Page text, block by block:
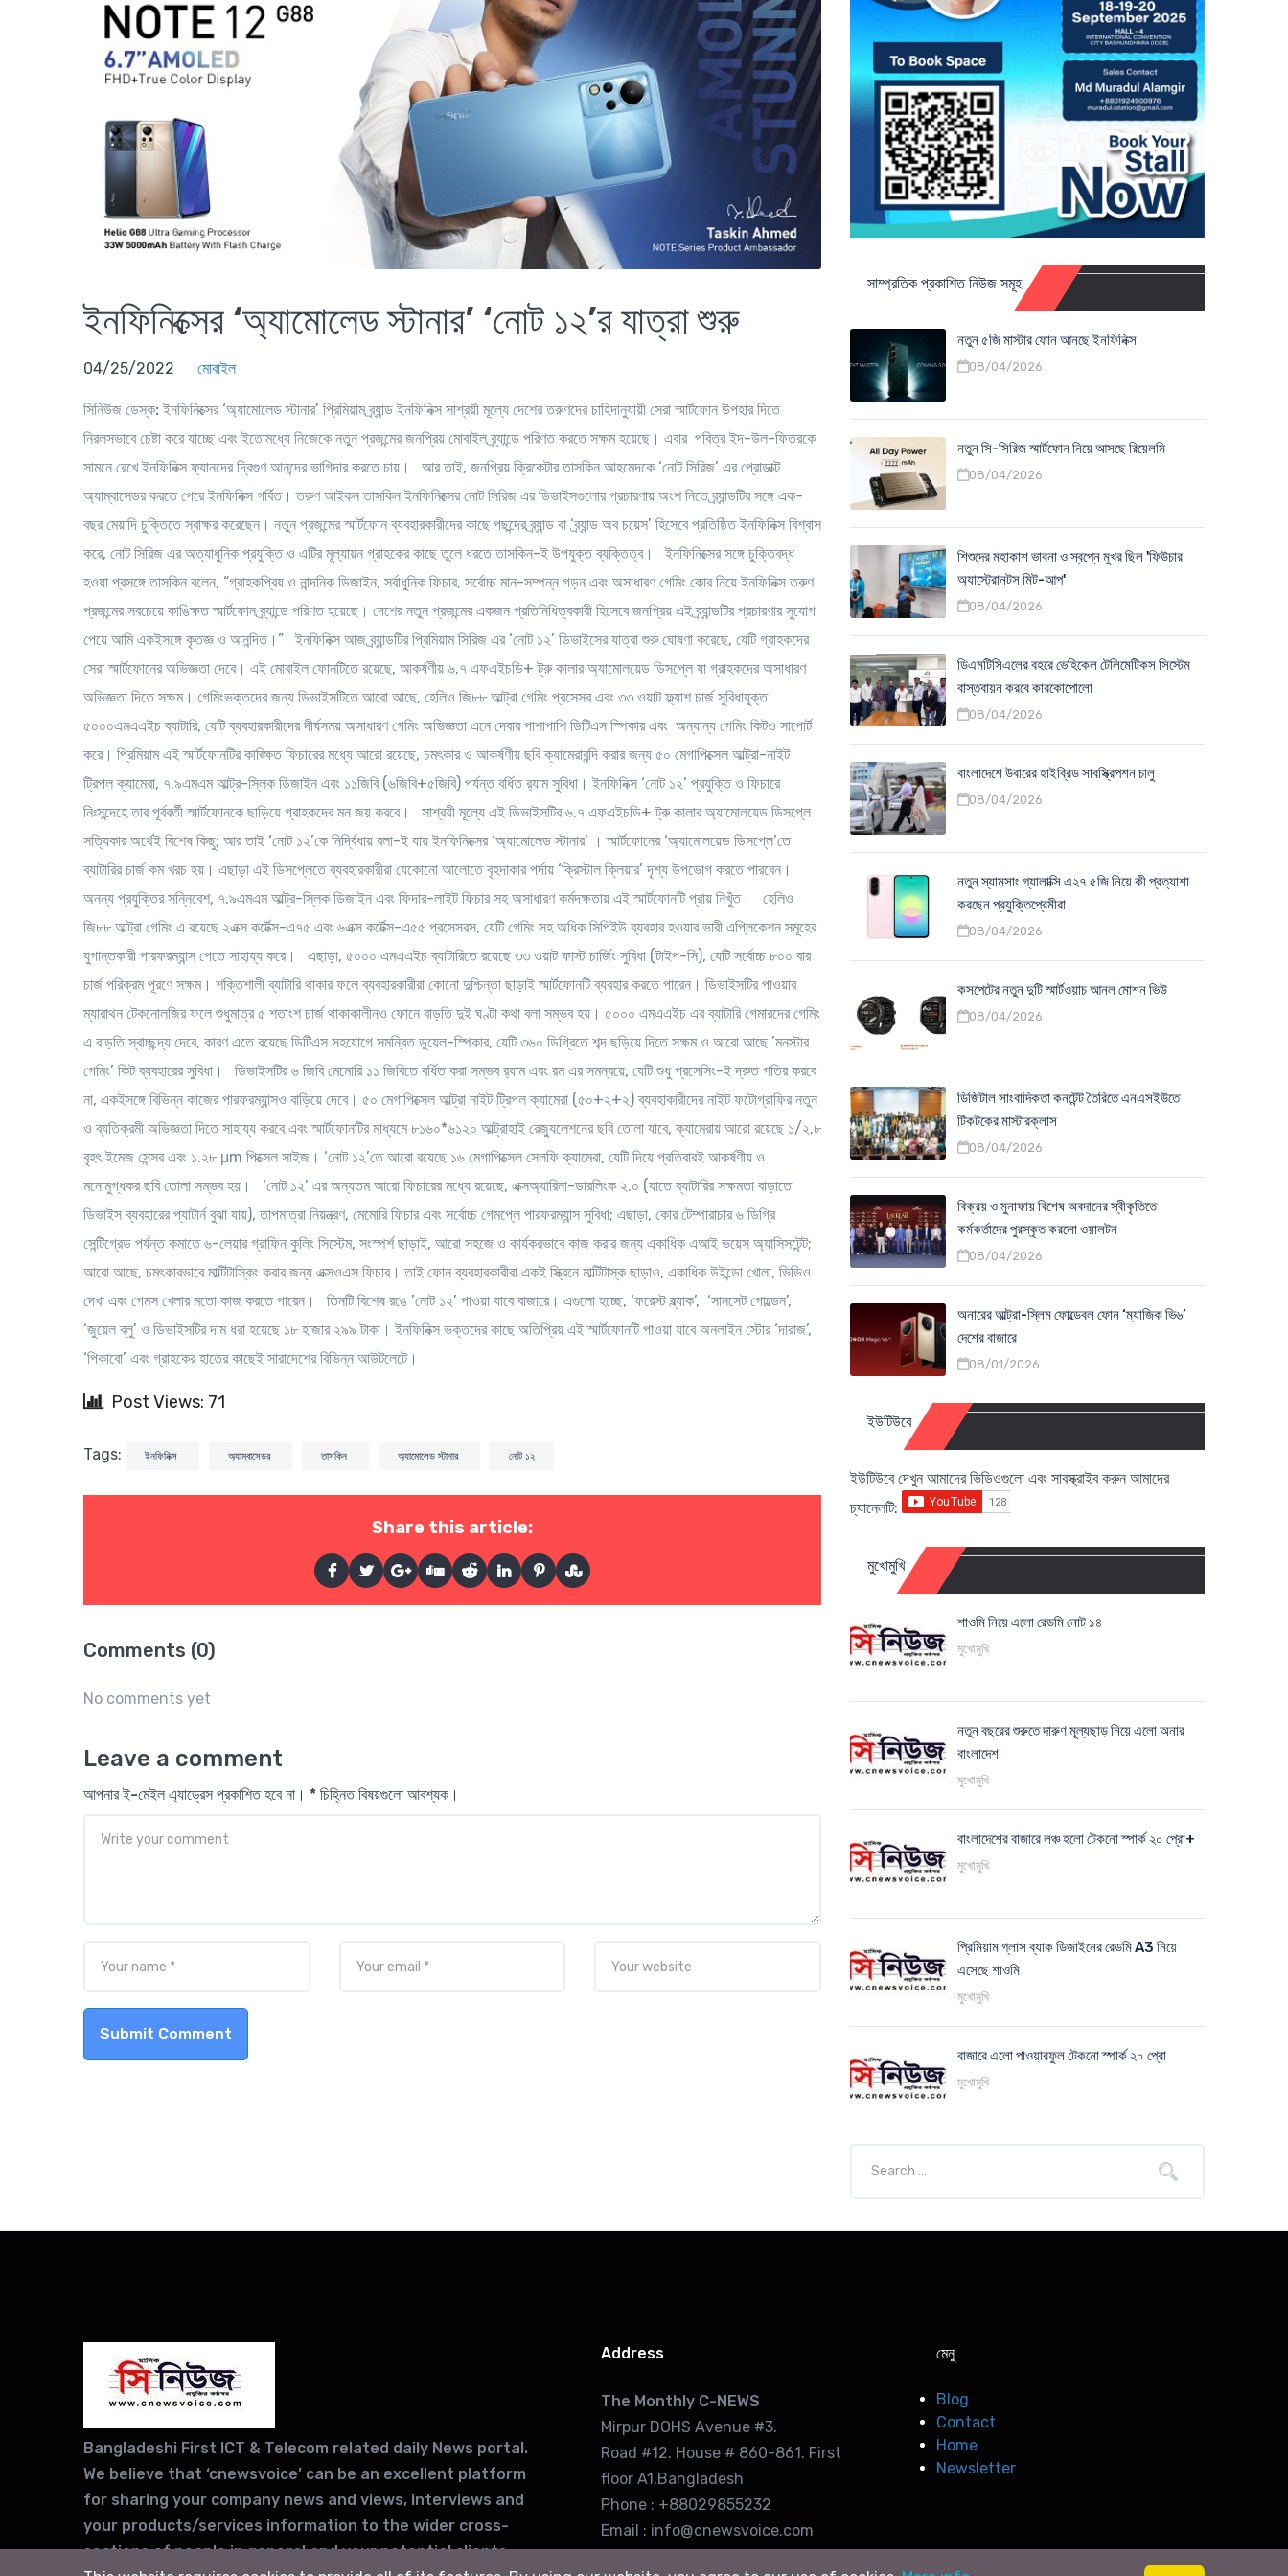
ইনফিনিক্সের ‘অ্যামোলেড স্টানার’ ‘নোট ১২’র যাত্রা শুরু
04/25/2022 মোবাইল
সিনিউজ ডেস্ক: ইনফিনিক্সের ‘অ্যামোলেড স্টানার’ প্রিমিয়াম ব্র্যান্ড ইনফিনিক্স সাশ্রয়ী মূল্যে দেশের তরুণদের চাহিদানুযায়ী সেরা স্মার্টফোন উপহার দিতে
নিরলসভাবে চেষ্টা করে যাচ্ছে এবং ইতোমধ্যে নিজেকে নতুন প্রজন্মের জনপ্রিয় মোবাইল ব্র্যান্ডে পরিণত করতে সক্ষম হয়েছে। এবার পবিত্র ইদ-উল-ফিতরকে
সামনে রেখে ইনফিনিক্স ফ্যানদের দ্বিগুণ আনন্দের ভাগিদার করতে চায়। আর তাই, জনপ্রিয় ক্রিকেটার তাসকিন আহমেদকে ‘নোট সিরিজ’ এর প্রোডাক্ট
অ্যাম্বাসেডর করতে পেরে ইনফিনিক্স গর্বিত। তরুণ আইকন তাসকিন ইনফিনিক্সের নোট সিরিজ এর ডিভাইসগুলোর প্রচারণায় অংশ নিতে ব্র্যান্ডটির সঙ্গে এক-
বছর মেয়াদি চুক্তিতে স্বাক্ষর করেছেন। নতুন প্রজন্মের স্মার্টফোন ব্যবহারকারীদের কাছে পছন্দের ব্র্যান্ড বা ‘ব্র্যান্ড অব চয়েস’ হিসেবে প্রতিষ্ঠিত ইনফিনিক্স বিশ্বাস
করে, নোট সিরিজ এর অত্যাধুনিক প্রযুক্তি ও এটির মূল্যায়ন গ্রাহকের কাছে তুলে ধরতে তাসকিন-ই উপযুক্ত ব্যক্তিত্ব। ইনফিনিক্সের সঙ্গে চুক্তিবদ্ধ
হওয়া প্রসঙ্গে তাসকিন বলেন, “গ্রাহকপ্রিয় ও নান্দনিক ডিজাইন, সর্বাধুনিক ফিচার, সর্বোচ্চ মান-সম্পন্ন গড়ন এবং অসাধারণ গেমিং কোর নিয়ে ইনফিনিক্স তরুণ
প্রজন্মের সবচেয়ে কাঙিক্ষত স্মার্টফোন ব্র্যান্ডে পরিণত হয়েছে। দেশের নতুন প্রজন্মের একজন প্রতিনিধিত্বকারী হিসেবে জনপ্রিয় এই ব্র্যান্ডটির প্রচারণার সুযোগ
পেয়ে আমি একইসঙ্গে কৃতজ্ঞ ও আনন্দিত।” ইনফিনিক্স আজ ব্র্যান্ডটির প্রিমিয়াম সিরিজ এর ‘নোট ১২’ ডিভাইসের যাত্রা শুরু ঘোষণা করেছে, যেটি গ্রাহকদের
সেরা স্মার্টফোনের অভিজ্ঞতা দেবে। এই মোবাইল ফোনটিতে রয়েছে, আকর্ষণীয় ৬.৭ এফএইচডি+ ট্রু কালার অ্যামোলয়েড ডিসপ্লে যা গ্রাহকদের অসাধারণ
অভিজ্ঞতা দিতে সক্ষম। গেমিংভক্তদের জন্য ডিভাইসটিতে আরো আছে, হেলিও জি৮৮ আল্ট্রা গেমিং প্রসেসর এবং ৩৩ ওয়াট ফ্ল্যাশ চার্জ সুবিধাযুক্ত
৫০০০এমএএইচ ব্যাটারি, যেটি ব্যবহারকারীদের দীর্ঘসময় অসাধারণ গেমিং অভিজ্ঞতা এনে দেবার পাশাপাশি ডিটিএস স্পিকার এবং অন্যান্য গেমিং কিটও সাপোর্ট
করে। প্রিমিয়াম এই স্মার্টফোনটির কাঙ্ক্ষিত ফিচারের মধ্যে আরো রয়েছে, চমৎকার ও আকর্ষণীয় ছবি ক্যামেরাবন্দি করার জন্য ৫০ মেগাপিক্সেল আল্ট্রা-নাইট
ট্রিপল ক্যামেরা, ৭.৯এমএম আল্ট্র-স্লিক ডিজাইন এবং ১১জিবি (৬জিবি+৫জিবি) পর্যন্ত বর্ধিত র‌্যাম সুবিধা। ইনফিনিক্স ‘নোট ১২’ প্রযুক্তি ও ফিচারে
নিঃসন্দেহে তার পূর্ববর্তী স্মার্টফোনকে ছাড়িয়ে গ্রাহকদের মন জয় করবে। সাশ্রয়ী মূল্যে এই ডিভাইসটির ৬.৭ এফএইচডি+ ট্রু কালার অ্যামোলয়েড ডিসপ্লে
সত্যিকার অর্থেই বিশেষ কিছু; আর তাই ‘নোট ১২’কে নির্দ্বিধায় বলা-ই যায় ইনফিনিক্সের ‘অ্যামোলেড স্টানার’ । স্মার্টফোনের ‘অ্যামোলয়েড ডিসপ্লে’তে
ব্যাটারির চার্জ কম খরচ হয়। এছাড়া এই ডিসপ্লেতে ব্যবহারকারীরা যেকোনো আলোতে বৃহদাকার পর্দায় ‘ক্রিস্টাল ক্লিয়ার’ দৃশ্য উপভোগ করতে পারবেন।
অনন্য প্রযুক্তির সন্নিবেশ, ৭.৯এমএম আল্ট্র-স্লিক ডিজাইন এবং ফিদার-লাইট ফিচার সহ অসাধারণ কর্মদক্ষতায় এই স্মার্টফোনটি প্রায় নিখুঁত। হেলিও
জি৮৮ আল্ট্রা গেমিং এ রয়েছে ২এক্স কর্টেক্স-এ৭৫ এবং ৬এক্স কর্টেক্স-এ৫৫ প্রসেসরস, যেটি গেমিং সহ অধিক সিপিইউ ব্যবহার হওয়ার ভারী এপ্লিকেশন সমূহের
যুগান্তকারী পারফরম্যান্স পেতে সাহায্য করে। এছাড়া, ৫০০০ এমএএইচ ব্যাটারিতে রয়েছে ৩৩ ওয়াট ফাস্ট চার্জিং সুবিধা (টাইপ-সি), যেটি সর্বোচ্চ ৮০০ বার
চার্জ পরিক্রম পূরণে সক্ষম। শক্তিশালী ব্যাটারি থাকার ফলে ব্যবহারকারীরা কোনো দুশ্চিন্তা ছাড়াই স্মার্টফোনটি ব্যবহার করতে পারেন। ডিভাইসটির পাওয়ার
ম্যারাথন টেকনোলজির ফলে শুধুমাত্র ৫ শতাংশ চার্জ থাকাকালীনও ফোনে বাড়তি দুই ঘণ্টা কথা বলা সম্ভব হয়। ৫০০০ এমএএইচ এর ব্যাটারি গেমারদের গেমিং
এ বাড়তি স্বাচ্ছন্দ্য দেবে, কারণ এতে রয়েছে ডিটিএস সহযোগে সমন্বিত ডুয়েল-স্পিকার, যেটি ৩৬০ ডিগ্রিতে শব্দ ছড়িয়ে দিতে সক্ষম ও আরো আছে ’মনস্টার
গেমিং’ কিট ব্যবহারের সুবিধা। ডিভাইসটির ৬ জিবি মেমোরি ১১ জিবিতে বর্ধিত করা সম্ভব র‌্যাম এবং রম এর সমন্বয়ে, যেটি শুধু প্রসেসিং-ই দ্রুত গতির করবে
না, একইসঙ্গে বিভিন্ন কাজের পারফরম্যান্সও বাড়িয়ে দেবে। ৫০ মেগাপিক্সেল আল্ট্রা নাইট ট্রিপল ক্যামেরা (৫০+২+২) ব্যবহাকারীদের নাইট ফটোগ্রাফির নতুন
ও ব্যতিক্রমী অভিজ্ঞতা দিতে সাহায্য করবে এবং স্মার্টফোনটির মাধ্যমে ৮১৬০*৬১২০ আল্ট্রাহাই রেজ্যুলেশনের ছবি তোলা যাবে, ক্যামেরায় আরো রয়েছে ১/২.৮
বৃহৎ ইমেজ সেন্সর এবং ১.২৮ μm পিক্সেল সাইজ। ‘নোট ১২’তে আরো রয়েছে ১৬ মেগাপিক্সেল সেলফি ক্যামেরা, যেটি দিয়ে প্রতিবারই আকর্ষণীয় ও
মনোমুগ্ধকর ছবি তোলা সম্ভব হয়। ‘নোট ১২’ এর অন্যতম আরো ফিচারের মধ্যে রয়েছে, এক্সঅ্যারিনা-ডারলিংক ২.০ (যাতে ব্যাটারির সক্ষমতা বাড়াতে
ডিভাইস ব্যবহারের প্যাটার্ন বুঝা যায়), তাপমাত্রা নিয়ন্ত্রণ, মেমোরি ফিচার এবং সর্বোচ্চ গেমপ্লে পারফরম্যান্স সুবিধা; এছাড়া, কোর টেম্পারাচার ৬ ডিগ্রি
সেন্টিগ্রেড পর্যন্ত কমাতে ৬-লেয়ার গ্রাফিন কুলিং সিস্টেম, সংস্পর্শ ছাড়াই, আরো সহজে ও কার্যকরভাবে কাজ করার জন্য একাধিক এআই ভয়েস অ্যাসিসটেন্ট;
আরো আছে, চমৎকারভাবে মাল্টিটাস্কিং করার জন্য এক্সওএস ফিচার। তাই ফোন ব্যবহারকারীরা একই স্ক্রিনে মাল্টিটাস্ক ছাড়াও, একাধিক উইন্ডো খোলা, ভিডিও
দেখা এবং গেমস খেলার মতো কাজ করতে পারেন। তিনটি বিশেষ রঙে ’নোট ১২’ পাওয়া যাবে বাজারে। এগুলো হচ্ছে, ‘ফরেস্ট ব্ল্যাক’, ‘সানসেট গোল্ডেন’,
‘জুয়েল ব্লু’ ও ডিভাইসটির দাম ধরা হয়েছে ১৮ হাজার ২৯৯ টাকা। ইনফিনিক্স ভক্তদের কাছে অতিপ্রিয় এই স্মার্টফোনটি পাওয়া যাবে অনলাইন স্টোর ‘দারাজ’,
‘পিকাবো’ এবং গ্রাহকের হাতের কাছেই সারাদেশের বিভিন্ন আউটলেটে।
Post Views: 71
Tags: ইনফিনিক্স অ্যাম্বাসেডর তাসকিন অ্যামোলেড স্টানার নোট ১২
Share this article:
Comments (0)
No comments yet
Leave a comment
আপনার ই-মেইল এ্যাড্রেস প্রকাশিত হবে না। * চিহ্নিত বিষয়গুলো আবশ্যক।
Submit Comment
সাম্প্রতিক প্রকাশিত নিউজ সমূহ
নতুন ৫জি মাস্টার ফোন আনছে ইনফিনিক্স
08/04/2026
নতুন সি-সিরিজ স্মার্টফোন নিয়ে আসছে রিয়েলমি
08/04/2026
শিশুদের মহাকাশ ভাবনা ও স্বপ্নে মুখর ছিল 'ফিউচার
অ্যাস্ট্রোনটস মিট-আপ'
08/04/2026
ডিএমটিসিএলের বহরে ভেহিকেল টেলিমেটিকস সিস্টেম
বাস্তবায়ন করবে কারকোপোলো
08/04/2026
বাংলাদেশে উবারের হাইব্রিড সাবস্ক্রিপশন চালু
08/04/2026
নতুন স্যামসাং গ্যালাক্সি এ২৭ ৫জি নিয়ে কী প্রত্যাশা
করছেন প্রযুক্তিপ্রেমীরা
08/04/2026
কসপেটের নতুন দুটি স্মার্টওয়াচ আনল মোশন ভিউ
08/04/2026
ডিজিটাল সাংবাদিকতা কনটেন্ট তৈরিতে এনএসইউতে
টিকটকের মাস্টারক্লাস
08/04/2026
বিক্রয় ও মুনাফায় বিশেষ অবদানের স্বীকৃতিতে
কর্মকর্তাদের পুরস্কৃত করলো ওয়ালটন
08/04/2026
অনারের আল্ট্রা-স্লিম ফোল্ডেবল ফোন ‘ম্যাজিক ভি৬’
দেশের বাজারে
08/01/2026
ইউটিউবে
ইউটিউবে দেখুন আমাদের ভিডিওগুলো এবং সাবস্ক্রাইব করুন আমাদের
চ্যানেলটি:
মুখোমুখি
শাওমি নিয়ে এলো রেডমি নোট ১৪
মুখোমুখি
নতুন বছরের শুরুতে দারুণ মূল্যছাড় নিয়ে এলো অনার
বাংলাদেশ
মুখোমুখি
বাংলাদেশের বাজারে লঞ্চ হলো টেকনো স্পার্ক ২০ প্রো+
মুখোমুখি
প্রিমিয়াম গ্লাস ব্যাক ডিজাইনের রেডমি A3 নিয়ে
এসেছে শাওমি
মুখোমুখি
বাজারে এলো পাওয়ারফুল টেকনো স্পার্ক ২০ প্রো
মুখোমুখি
Bangladeshi First ICT & Telecom related daily News portal.
We believe that ‘cnewsvoice’ can be an excellent platform
for sharing your company news and views, interviews and
your products/services information to the wider cross-
sections of people in general and your potential clients
Address
The Monthly C-NEWS
Mirpur DOHS Avenue #3.
Road #12. House # 860-861. First
floor A1,Bangladesh
Phone : +88029855232
Email : info@cnewsvoice.com
মেনু
Blog
Contact
Home
Newsletter